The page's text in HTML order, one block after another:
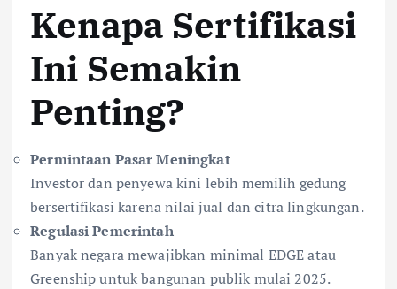
Kenapa Sertifikasi
Ini Semakin
Penting?
Permintaan Pasar Meningkat
Investor dan penyewa kini lebih memilih gedung
bersertifikasi karena nilai jual dan citra lingkungan.
Regulasi Pemerintah
Banyak negara mewajibkan minimal EDGE atau
Greenship untuk bangunan publik mulai 2025.